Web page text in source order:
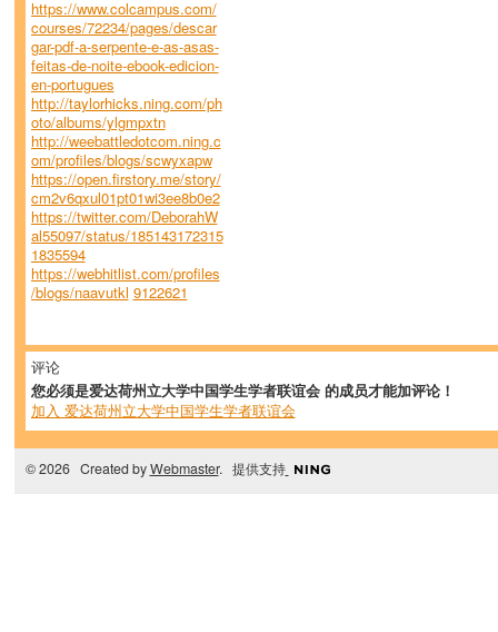
https://www.colcampus.com/
courses/72234/pages/descar
gar-pdf-a-serpente-e-as-asas-
feitas-de-noite-ebook-edicion-
en-portugues
http://taylorhicks.ning.com/ph
oto/albums/ylgmpxtn
http://weebattledotcom.ning.c
om/profiles/blogs/scwyxapw
https://open.firstory.me/story/
cm2v6qxul01pt01wi3ee8b0e2
https://twitter.com/DeborahW
al55097/status/185143172315
1835594
https://webhitlist.com/profiles
/blogs/naavutkl 9122621
评论
您必须是爱达荷州立大学中国学生学者联谊会 的成员才能加评论！
加入 爱达荷州立大学中国学生学者联谊会
© 2026 Created byWebmaster. 提供支持